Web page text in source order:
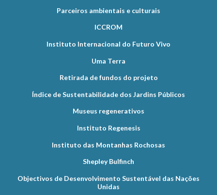
Parceiros ambientais e culturais
ICCROM
Instituto Internacional do Futuro Vivo
Uma Terra
Retirada de fundos do projeto
Índice de Sustentabilidade dos Jardins Públicos
Museus regenerativos
Instituto Regenesis
Instituto das Montanhas Rochosas
Shepley Bulfinch
Objectivos de Desenvolvimento Sustentável das Nações
Unidas